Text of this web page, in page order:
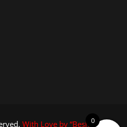
With Love by “Beshop”
0